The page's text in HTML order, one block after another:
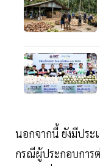
นอกจากนี้ ยังมีประ
กรณีผู้ประกอบการ